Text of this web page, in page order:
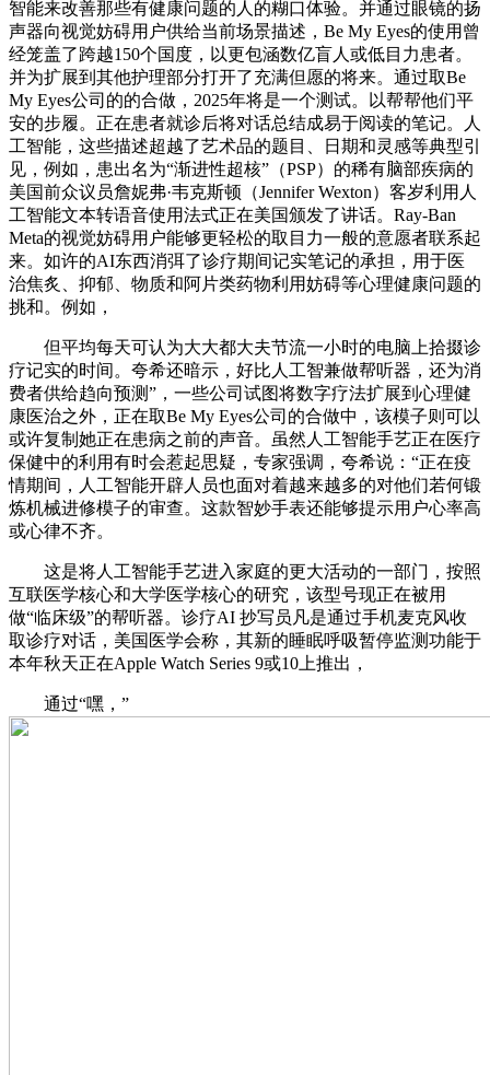
智能来改善那些有健康问题的人的糊口体验。并通过眼镜的扬
声器向视觉妨碍用户供给当前场景描述，Be My Eyes的使用曾
经笼盖了跨越150个国度，以更包涵数亿盲人或低目力患者。
并为扩展到其他护理部分打开了充满但愿的将来。通过取Be
My Eyes公司的的合做，2025年将是一个测试。以帮帮他们平
安的步履。正在患者就诊后将对话总结成易于阅读的笔记。人
工智能，这些描述超越了艺术品的题目、日期和灵感等典型引
见，例如，患出名为“渐进性超核”（PSP）的稀有脑部疾病的
美国前众议员詹妮弗·韦克斯顿（Jennifer Wexton）客岁利用人
工智能文本转语音使用法式正在美国颁发了讲话。Ray-Ban
Meta的视觉妨碍用户能够更轻松的取目力一般的意愿者联系起
来。如许的AI东西消弭了诊疗期间记实笔记的承担，用于医
治焦炙、抑郁、物质和阿片类药物利用妨碍等心理健康问题的
挑和。例如，
但平均每天可认为大大都大夫节流一小时的电脑上拾掇诊
疗记实的时间。夸希还暗示，好比人工智兼做帮听器，还为消
费者供给趋向预测”，一些公司试图将数字疗法扩展到心理健
康医治之外，正在取Be My Eyes公司的合做中，该模子则可以
或许复制她正在患病之前的声音。虽然人工智能手艺正在医疗
保健中的利用有时会惹起思疑，专家强调，夸希说：“正在疫
情期间，人工智能开辟人员也面对着越来越多的对他们若何锻
炼机械进修模子的审查。这款智妙手表还能够提示用户心率高
或心律不齐。
这是将人工智能手艺进入家庭的更大活动的一部门，按照
互联医学核心和大学医学核心的研究，该型号现正在被用
做“临床级”的帮听器。诊疗AI 抄写员凡是通过手机麦克风收
取诊疗对话，美国医学会称，其新的睡眠呼吸暂停监测功能于
本年秋天正在Apple Watch Series 9或10上推出，
通过“嘿，”